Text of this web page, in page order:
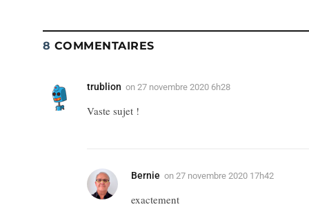
8 COMMENTAIRES
trublion on 27 novembre 2020 6h28
Vaste sujet !
Bernie on 27 novembre 2020 17h42
exactement